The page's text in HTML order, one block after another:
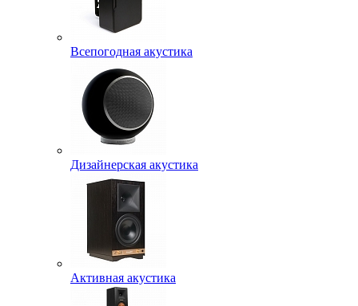
Всепогодная акустика
Дизайнерская акустика
Активная акустика